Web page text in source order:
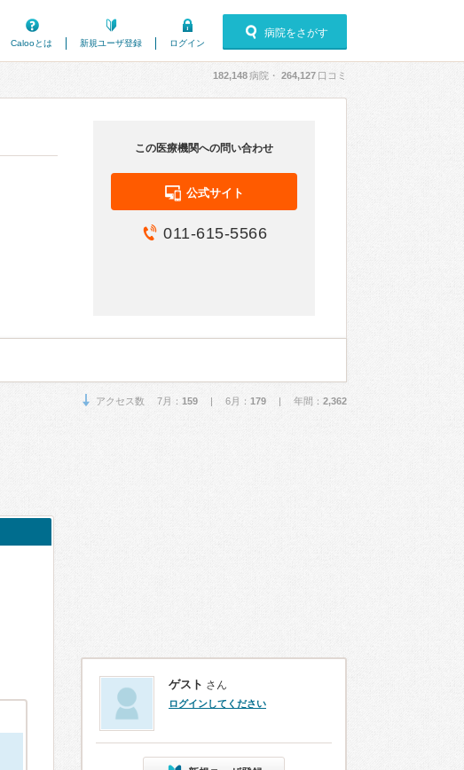
Calooとは
新規ユーザ登録 ログイン
病院をさがす
182,148病院・ 264,127 口コミ
この医療機関への問い合わせ
公式サイト
011-615-5566
アクセス数 7月： 159 | 6月： 179 | 年間： 2,362
ゲスト さん
ログインしてください